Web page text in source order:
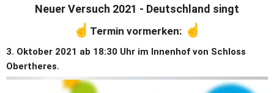
Neuer Versuch 2021 - Deutschland singt
☝ Termin vormerken: ☝
3. Oktober 2021 ab 18:30 Uhr im Innenhof von Schloss
Obertheres.
Wir feiern zusammen mit möglichst vielen Chören auf